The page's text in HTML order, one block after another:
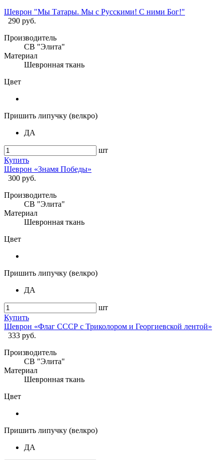
Шеврон "Мы Татары. Мы с Русскими! С ними Бог!"
290 руб.
Производитель
СВ "Элита"
Материал
Шевронная ткань
Цвет
Пришить липучку (велкро)
ДА
шт
Купить
Шеврон «Знамя Победы»
300 руб.
Производитель
СВ "Элита"
Материал
Шевронная ткань
Цвет
Пришить липучку (велкро)
ДА
шт
Купить
Шеврон «Флаг СССР с Триколором и Георгиевской лентой»
333 руб.
Производитель
СВ "Элита"
Материал
Шевронная ткань
Цвет
Пришить липучку (велкро)
ДА